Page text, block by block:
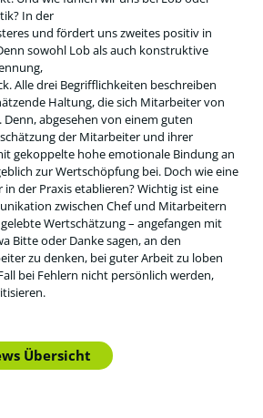
In der
und fördert uns zweites positiv in
sowohl Lob als auch konstruktive
Alle drei Begrifflichkeiten beschreiben
Haltung, die sich Mitarbeiter von
Denn, abgesehen von einem guten
der Mitarbeiter und ihrer
gekoppelte hohe emotionale Bindung an
zur Wertschöpfung bei. Doch wie eine
der Praxis etablieren? Wichtig ist eine
zwischen Chef und Mitarbeitern
Wertschätzung – angefangen mit
Bitte oder Danke sagen, an den
zu denken, bei guter Arbeit zu loben
bei Fehlern nicht persönlich werden,
Übersicht